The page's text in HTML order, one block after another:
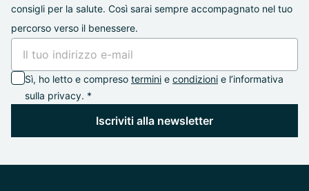
consigli per la salute. Così sarai sempre accompagnato nel tuo
percorso verso il benessere.
Sì, ho letto e compreso termini e condizioni e l’informativa
sulla privacy. *
Iscriviti alla newsletter